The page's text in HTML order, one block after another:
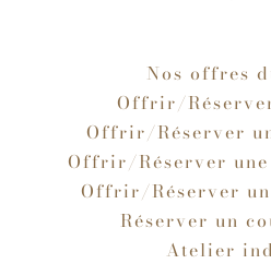
Nos offres
Offrir/
Offrir/Réserver
Offrir/Réserver
Offrir/Réserver un
Réserver un
Atelier